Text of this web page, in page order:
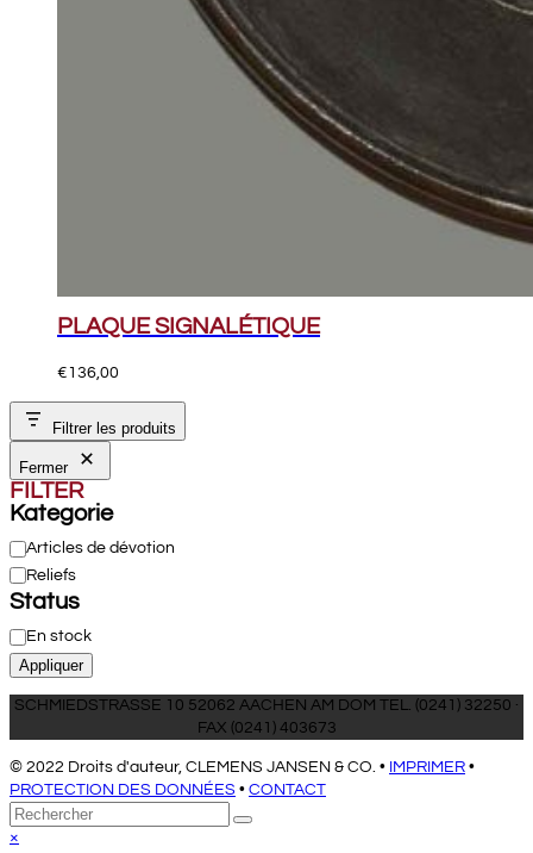
PLAQUE SIGNALÉTIQUE
€136,00
Filtrer les produits
Fermer
FILTER
Kategorie
Catégorie
Articles de dévotion
Reliefs
Status
Disponibilité
En stock
Appliquer
SCHMIEDSTRASSE 10 52062 AACHEN AM DOM TEL. (0241) 32250 ·
FAX (0241) 403673
© 2022 Droits d'auteur, CLEMENS JANSEN & CO. • IMPRIMER •
PROTECTION DES DONNÉES • CONTACT
Retour
au
Rechercher
Envoyer
×